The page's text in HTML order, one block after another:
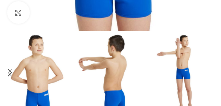
Kliknite za uvećanje